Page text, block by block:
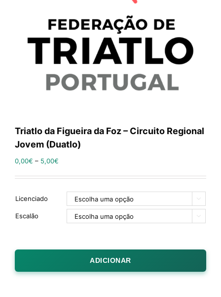
Triatlo da Figueira da Foz – Circuito Regional
Jovem (Duatlo)
0,00€ – 5,00€
Licenciado 
Escalão 
ADICIONAR